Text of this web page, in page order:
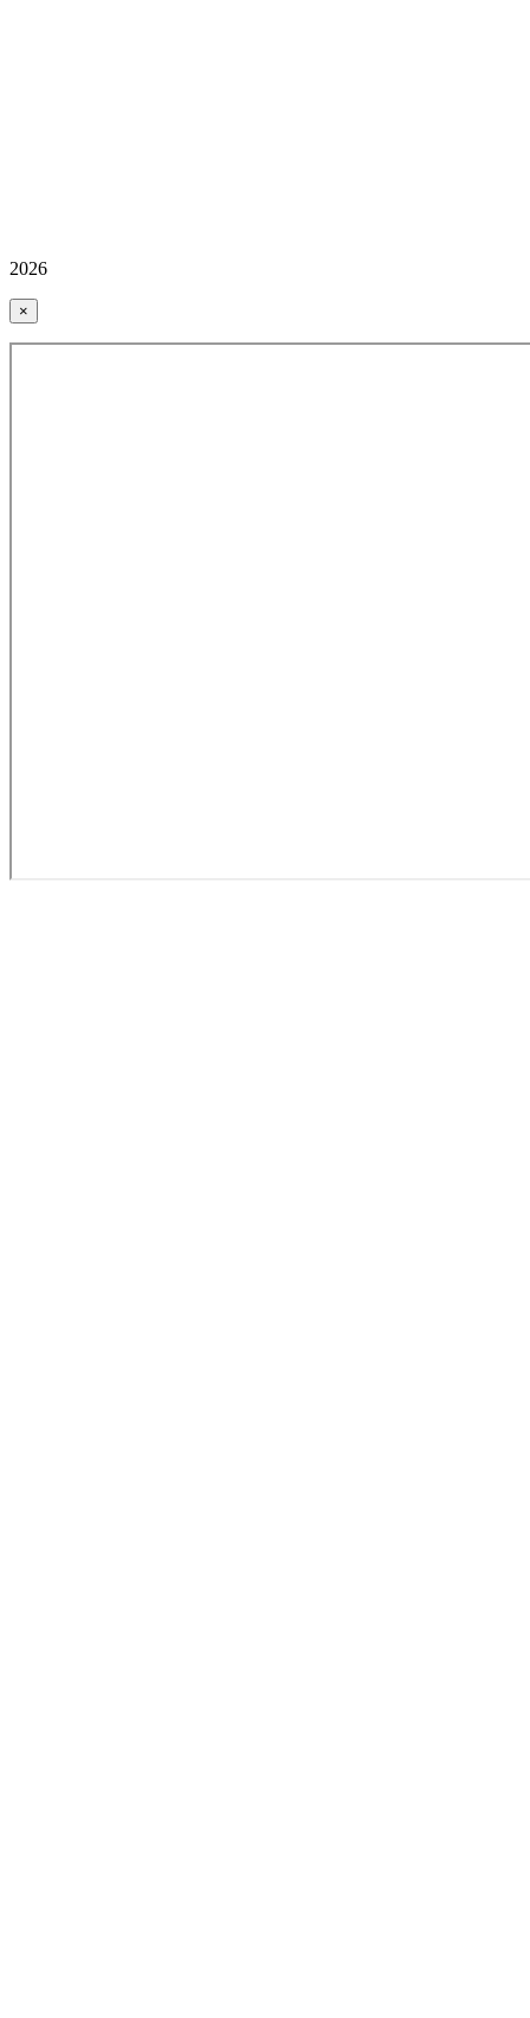
2026
×